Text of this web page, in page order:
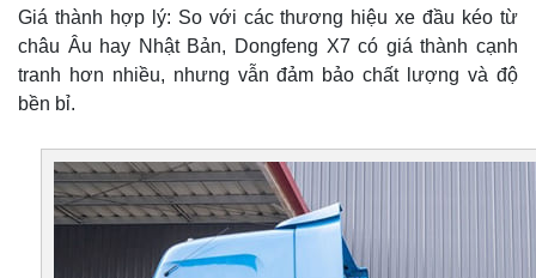
Giá thành hợp lý: So với các thương hiệu xe đầu kéo từ
châu Âu hay Nhật Bản, Dongfeng X7 có giá thành cạnh
tranh hơn nhiều, nhưng vẫn đảm bảo chất lượng và độ
bền bỉ.